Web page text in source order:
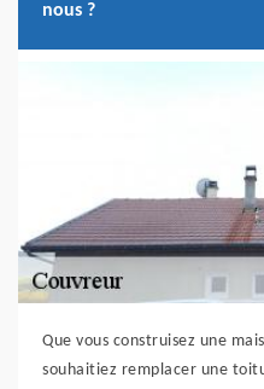
nous ?
Que vous construisez une
souhaitiez remplacer une